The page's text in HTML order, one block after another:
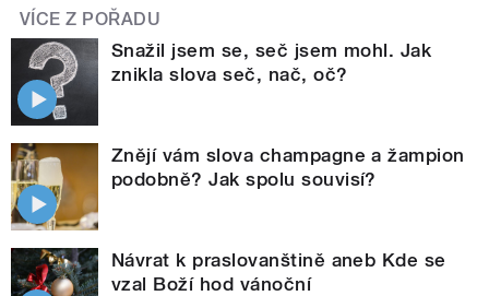
VÍCE Z POŘADU
Snažil jsem se, seč jsem mohl. Jak
znikla slova seč, nač, oč?
Znějí vám slova champagne a žampion
podobně? Jak spolu souvisí?
Návrat k praslovanštině aneb Kde se
vzal Boží hod vánoční